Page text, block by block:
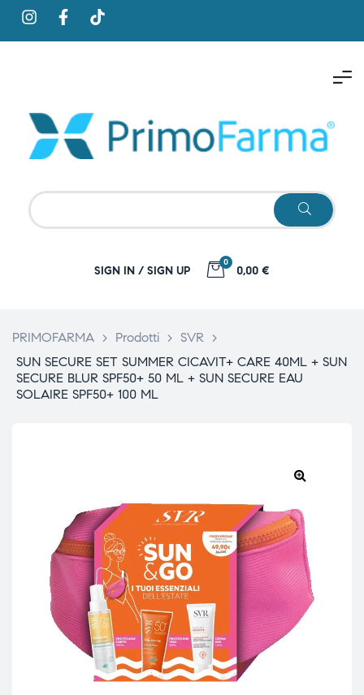
SIGN IN / SIGN UP
0
0,00 €
PRIMOFARMA > Prodotti > SVR >
SUN SECURE SET SUMMER CICAVIT+ CARE 40ML + SUN
SECURE BLUR SPF50+ 50 ML + SUN SECURE EAU
SOLAIRE SPF50+ 100 ML